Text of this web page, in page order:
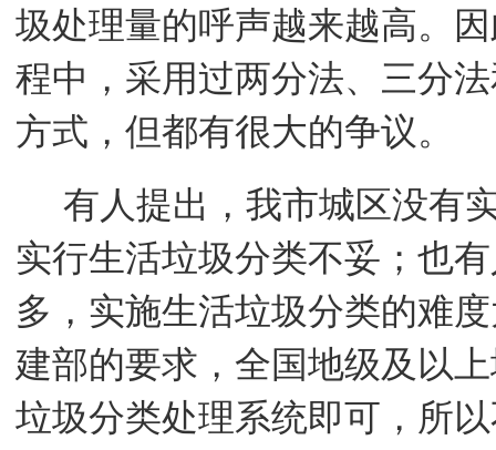
圾处理量的呼声越来越高。
程中，采用过两分法、三分
方式，但都有很大的争议。
有人提出，我市城区没有
实行生活垃圾分类不妥；也
多，实施生活垃圾分类的难
建部的要求，全国地级及以
垃圾分类处理系统即可，所